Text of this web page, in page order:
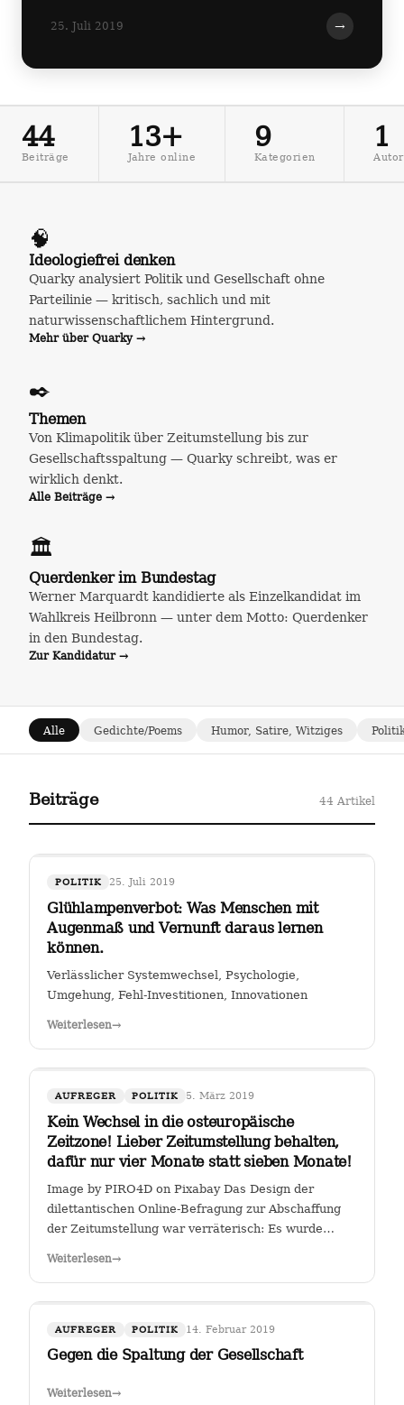
25. Juli 2019 →
44
Beiträge
13+
Jahre online
9
Kategorien
1
Autor
🧠
Ideologiefrei denken
Quarky analysiert Politik und Gesellschaft ohne
Parteilinie — kritisch, sachlich und mit
naturwissenschaftlichem Hintergrund.
Mehr über Quarky →
✒️
Themen
Von Klimapolitik über Zeitumstellung bis zur
Gesellschaftsspaltung — Quarky schreibt, was er
wirklich denkt.
Alle Beiträge →
🏛️
Querdenker im Bundestag
Werner Marquardt kandidierte als Einzelkandidat im
Wahlkreis Heilbronn — unter dem Motto: Querdenker
in den Bundestag.
Zur Kandidatur →
Alle Gedichte/Poems Humor, Satire, Witziges
Beiträge 44 Artikel
POLITIK 25. Juli 2019
Glühlampenverbot: Was Menschen mit
Augenmaß und Vernunft daraus lernen
können.
Verlässlicher Systemwechsel, Psychologie,
Umgehung, Fehl-Investitionen, Innovationen
Weiterlesen→
AUFREGER POLITIK 5. März 2019
Kein Wechsel in die osteuropäische
Zeitzone! Lieber Zeitumstellung behalten,
dafür nur vier Monate statt sieben Monate!
Image by PIRO4D on Pixabay Das Design der
dilettantischen Online-Befragung zur Abschaffung
der Zeitumstellung war verräterisch: Es wurde
Weiterlesen→
AUFREGER POLITIK 14. Februar 2019
Gegen die Spaltung der Gesellschaft
Weiterlesen→